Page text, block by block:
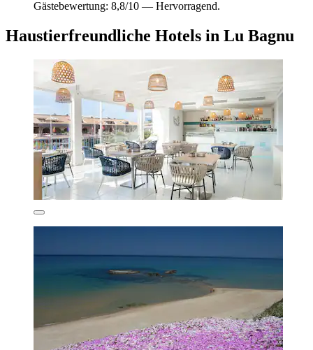
Gästebewertung: 8,8/10 — Hervorragend.
Haustierfreundliche Hotels in Lu Bagnu